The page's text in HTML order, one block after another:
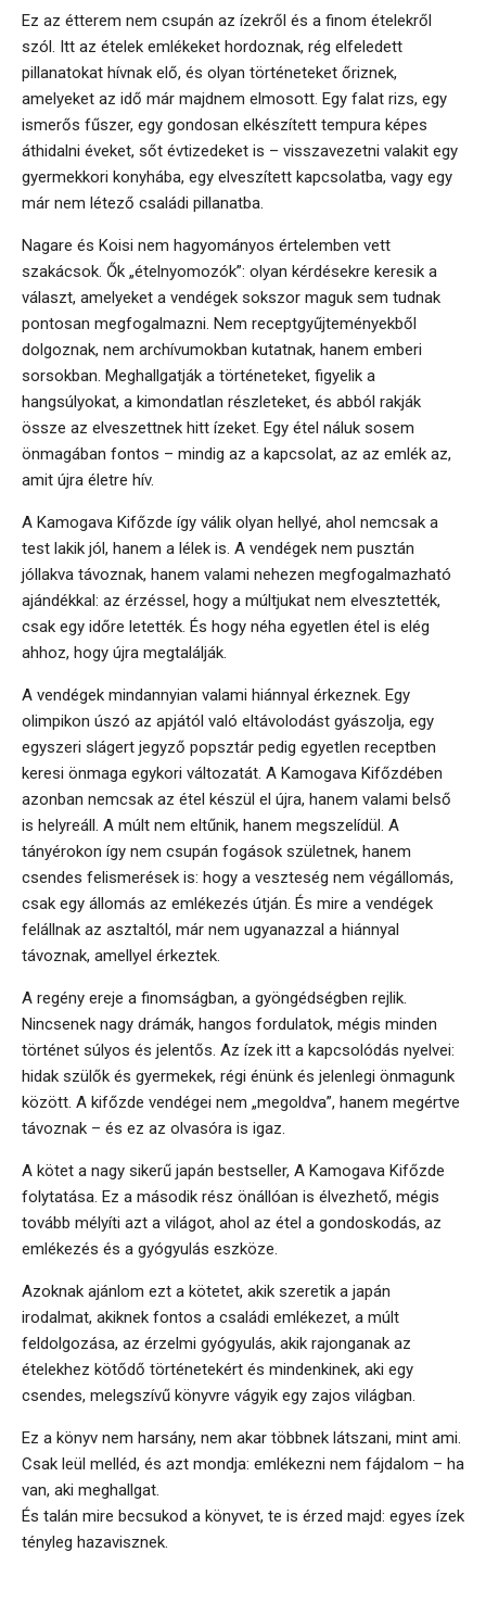
Ez az étterem nem csupán az ízekről és a finom ételekről
szól. Itt az ételek emlékeket hordoznak, rég elfeledett
pillanatokat hívnak elő, és olyan történeteket őriznek,
amelyeket az idő már majdnem elmosott. Egy falat rizs, egy
ismerős fűszer, egy gondosan elkészített tempura képes
áthidalni éveket, sőt évtizedeket is – visszavezetni valakit egy
gyermekkori konyhába, egy elveszített kapcsolatba, vagy egy
már nem létező családi pillanatba.
Nagare és Koisi nem hagyományos értelemben vett
szakácsok. Ők „ételnyomozók”: olyan kérdésekre keresik a
választ, amelyeket a vendégek sokszor maguk sem tudnak
pontosan megfogalmazni. Nem receptgyűjteményekből
dolgoznak, nem archívumokban kutatnak, hanem emberi
sorsokban. Meghallgatják a történeteket, figyelik a
hangsúlyokat, a kimondatlan részleteket, és abból rakják
össze az elveszettnek hitt ízeket. Egy étel náluk sosem
önmagában fontos – mindig az a kapcsolat, az az emlék az,
amit újra életre hív.
A Kamogava Kifőzde így válik olyan hellyé, ahol nemcsak a
test lakik jól, hanem a lélek is. A vendégek nem pusztán
jóllakva távoznak, hanem valami nehezen megfogalmazható
ajándékkal: az érzéssel, hogy a múltjukat nem elvesztették,
csak egy időre letették. És hogy néha egyetlen étel is elég
ahhoz, hogy újra megtalálják.
A vendégek mindannyian valami hiánnyal érkeznek. Egy
olimpikon úszó az apjától való eltávolodást gyászolja, egy
egyszeri slágert jegyző popsztár pedig egyetlen receptben
keresi önmaga egykori változatát. A Kamogava Kifőzdében
azonban nemcsak az étel készül el újra, hanem valami belső
is helyreáll. A múlt nem eltűnik, hanem megszelídül. A
tányérokon így nem csupán fogások születnek, hanem
csendes felismerések is: hogy a veszteség nem végállomás,
csak egy állomás az emlékezés útján. És mire a vendégek
felállnak az asztaltól, már nem ugyanazzal a hiánnyal
távoznak, amellyel érkeztek.
A regény ereje a finomságban, a gyöngédségben rejlik.
Nincsenek nagy drámák, hangos fordulatok, mégis minden
történet súlyos és jelentős. Az ízek itt a kapcsolódás nyelvei:
hidak szülők és gyermekek, régi énünk és jelenlegi önmagunk
között. A kifőzde vendégei nem „megoldva”, hanem megértve
távoznak – és ez az olvasóra is igaz.
A kötet a nagy sikerű japán bestseller, A Kamogava Kifőzde
folytatása. Ez a második rész önállóan is élvezhető, mégis
tovább mélyíti azt a világot, ahol az étel a gondoskodás, az
emlékezés és a gyógyulás eszköze.
Azoknak ajánlom ezt a kötetet, akik szeretik a japán
irodalmat, akiknek fontos a családi emlékezet, a múlt
feldolgozása, az érzelmi gyógyulás, akik rajonganak az
ételekhez kötődő történetekért és mindenkinek, aki egy
csendes, melegszívű könyvre vágyik egy zajos világban.
Ez a könyv nem harsány, nem akar többnek látszani, mint ami.
Csak leül melléd, és azt mondja: emlékezni nem fájdalom – ha
van, aki meghallgat.
És talán mire becsukod a könyvet, te is érzed majd: egyes ízek
tényleg hazavisznek.